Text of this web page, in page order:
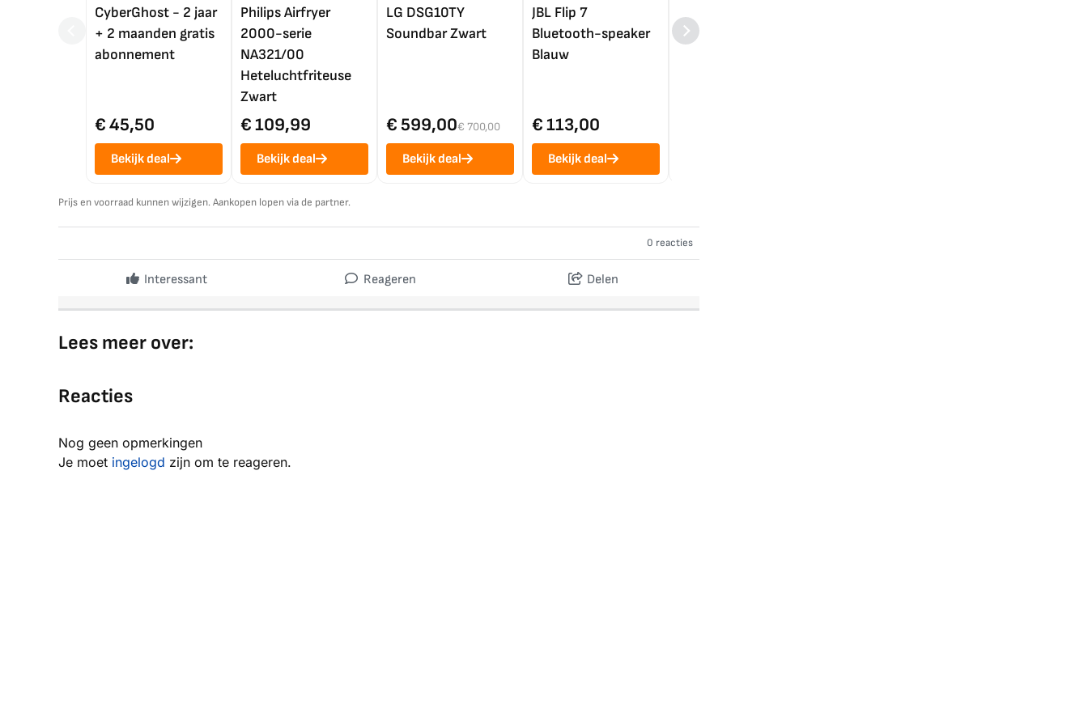
CyberGhost - 2 jaar
+ 2 maanden gratis
abonnement
€ 45,50
Bekijk deal
Philips Airfryer
2000-serie
NA321/00
Heteluchtfriteuse
Zwart
€ 109,99
Bekijk deal
LG DSG10TY
Soundbar Zwart
€ 599,00€ 700,00
Bekijk deal
JBL Flip 7
Bluetooth-speaker
Blauw
€ 113,00
Bekijk deal
4K TV (2025)
Prijs en voorraad kunnen wijzigen. Aankopen lopen via de partner.
0 reacties
Interessant Reageren Delen
Lees meer over:
Reacties
Nog geen opmerkingen
Je moet ingelogd zijn om te reageren.